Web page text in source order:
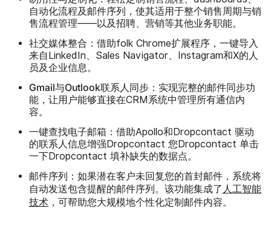
自动化流程及邮件序列，使其适用于整个销售周期与销
售流程管理——以及招聘、营销等其他业务职能。
社交媒体整合： 借助folk Chrome扩展程序，一键导入
来自LinkedIn、Sales Navigator、Instagram和X的人
员及企业信息。
Gmail与Outlook联系人同步： 实现完整的邮件同步功
能，让用户能够直接在CRM系统中管理所有通信内
容。
一键查找电子邮箱： 借助Apollo和Dropcontact 驱动
的联系人信息增强Dropcontact 您Dropcontact 单击
一下Dropcontact 填补缺失的数据点。
邮件序列： 如果潜在客户未回复您的首封邮件，系统将
自动发送包含提醒的邮件序列。该功能集成了 人工智能
技术 ，可帮助您大规模地个性化定制邮件内容。